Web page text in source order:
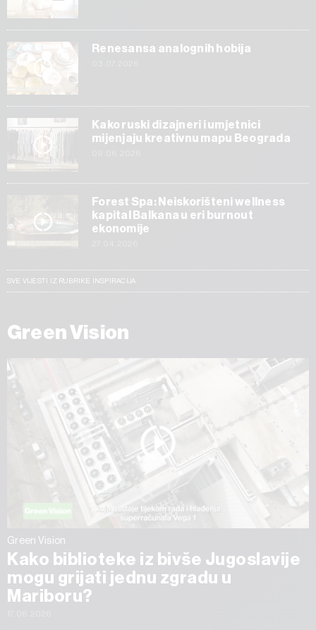
Renesansa analognih hobija
Kako ruski dizajneri i umjetnici
mijenjaju kreativnu mapu Beograda
Forest Spa: Neiskorišteni wellness
kapital Balkana u eri burnout
ekonomije
SVE VIJESTI IZ RUBRIKE INSPIRACIJA
Green Vision
Green Vision
Kako biblioteke iz bivše Jugoslavije
mogu grijati jednu zgradu u
Mariboru?